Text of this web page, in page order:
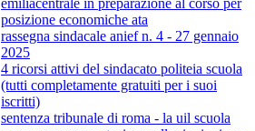
emiliacentrale in preparazione al corso per
posizione economiche ata
rassegna sindacale anief n. 4 - 27 gennaio
2025
4 ricorsi attivi del sindacato politeia scuola
(tutti completamente gratuiti per i suoi
iscritti)
sentenza tribunale di roma - la uil scuola